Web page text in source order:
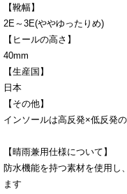
【靴幅】
2E～3E(ややゆったりめ)
【ヒールの高さ】
40mm
【生産国】
日本
【その他】
インソールは高反発×低反発
【晴雨兼用仕様について】
防水機能を持つ素材を使用し
ます